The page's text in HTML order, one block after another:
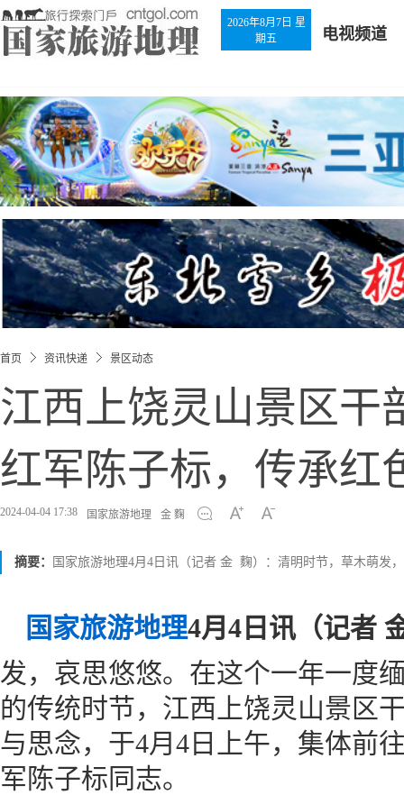
2026年8月7日 星
期五
电视频道
首页 资讯快递 景区动态
江西上饶灵山景区干
红军陈子标，传承红
2024-04-04 17:38 国家旅游地理 金 麴
摘要： 国家旅游地理4月4日讯（记者 金 麴）：清明时节，草木萌发
国家旅游地理4月4日讯（记者
发，哀思悠悠。在这个一年一度
的传统时节，江西上饶灵山景区
与思念，于4月4日上午，集体前
军陈子标同志。